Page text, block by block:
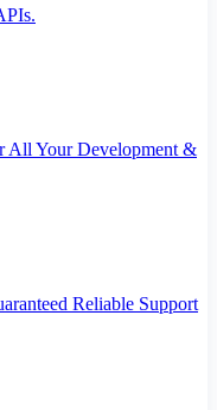
All Your Development &
Reliable Support